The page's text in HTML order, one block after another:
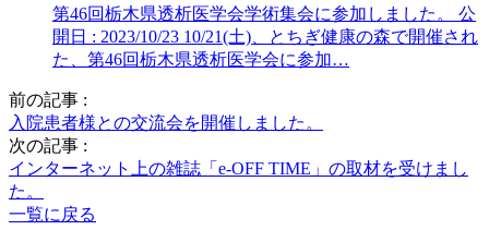
第46回栃木県透析医学会学術集会に参加しました。
公
開日 : 2023/10/23 10/21(土)、とちぎ健康の森で開催され
た、第46回栃木県透析医学会に参加…
前の記事 :
入院患者様との交流会を開催しました。
次の記事 :
インターネット上の雑誌「e-OFF TIME」の取材を受けまし
た。
一覧に戻る